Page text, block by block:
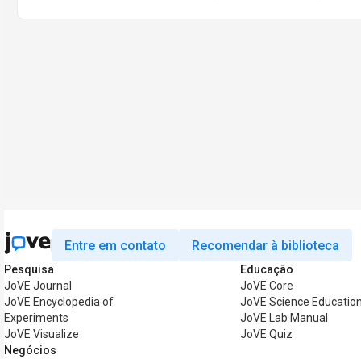
Entre em contato Recomendar à biblioteca
Pesquisa
JoVE Journal
JoVE Encyclopedia of
Experiments
JoVE Visualize
Negócios
Educação
JoVE Core
JoVE Science
JoVE Lab Manual
JoVE Quiz